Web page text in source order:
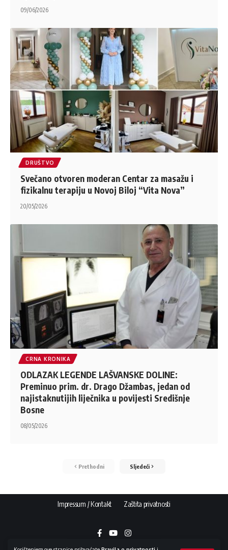
09/06/2026
DRUŠTVO
Svečano otvoren moderan Centar za masažu i
fizikalnu terapiju u Novoj Biloj “Vita Nova”
20/05/2026
CRNA KRONIKA
ODLAZAK LEGENDE LAŠVANSKE DOLINE:
Preminuo prim. dr. Drago Džambas, jedan od
najistaknutijih liječnika u povijesti Središnje
Bosne
08/05/2026
Prethodni Sljedeći
Impressum / Kontakt Zaštita privatnosti